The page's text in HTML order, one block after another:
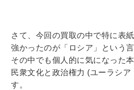
法律・ビジネス・事務資格関連
食品・衛生・福祉
さて、今回の買取の中で特に表
強かったのが「ロシア」という
その中でも個人的に気になった
民衆文化と政治権力 (ユーラシア
す。